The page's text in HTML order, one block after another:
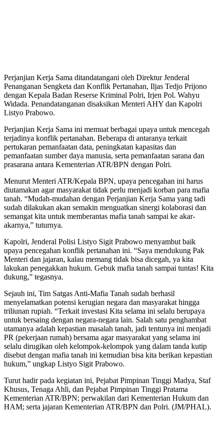
Perjanjian Kerja Sama ditandatangani oleh Direktur Jenderal
Penanganan Sengketa dan Konflik Pertanahan, Iljas Tedjo Prijono
dengan Kepala Badan Reserse Kriminal Polri, Irjen Pol. Wahyu
Widada. Penandatanganan disaksikan Menteri AHY dan Kapolri
Listyo Prabowo.
Perjanjian Kerja Sama ini memuat berbagai upaya untuk mencegah
terjadinya konflik pertanahan. Beberapa di antaranya terkait
pertukaran pemanfaatan data, peningkatan kapasitas dan
pemanfaatan sumber daya manusia, serta pemanfaatan sarana dan
prasarana antara Kementerian ATR/BPN dengan Polri.
Menurut Menteri ATR/Kepala BPN, upaya pencegahan ini harus
diutamakan agar masyarakat tidak perlu menjadi korban para mafia
tanah. “Mudah-mudahan dengan Perjanjian Kerja Sama yang tadi
sudah dilakukan akan semakin menguatkan sinergi kolaborasi dan
semangat kita untuk memberantas mafia tanah sampai ke akar-
akarnya,” tuturnya.
Kapolri, Jenderal Polisi Listyo Sigit Prabowo menyambut baik
upaya pencegahan konflik pertanahan ini. “Saya mendukung Pak
Menteri dan jajaran, kalau memang tidak bisa dicegah, ya kita
lakukan penegakkan hukum. Gebuk mafia tanah sampai tuntas! Kita
dukung,” tegasnya.
Sejauh ini, Tim Satgas Anti-Mafia Tanah sudah berhasil
menyelamatkan potensi kerugian negara dan masyarakat hingga
triliunan rupiah. “Terkait investasi Kita selama ini selalu berupaya
untuk bersaing dengan negara-negara lain. Salah satu penghambat
utamanya adalah kepastian masalah tanah, jadi tentunya ini menjadi
PR (pekerjaan rumah) bersama agar masyarakat yang selama ini
selalu dirugikan oleh kelompok-kelompok yang dalam tanda kutip
disebut dengan mafia tanah ini kemudian bisa kita berikan kepastian
hukum,” ungkap Listyo Sigit Prabowo.
Turut hadir pada kegiatan ini, Pejabat Pimpinan Tinggi Madya, Staf
Khusus, Tenaga Ahli, dan Pejabat Pimpinan Tinggi Pratama
Kementerian ATR/BPN; perwakilan dari Kementerian Hukum dan
HAM; serta jajaran Kementerian ATR/BPN dan Polri. (JM/PHAL).